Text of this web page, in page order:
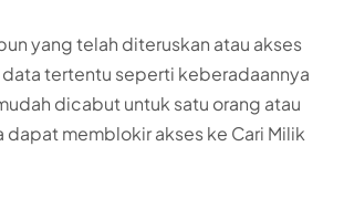
yang telah diteruskan atau akses
tertentu seperti keberadaannya
dicabut untuk satu orang atau
dapat memblokir akses ke Cari Milik